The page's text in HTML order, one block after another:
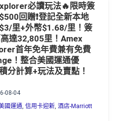
必讀玩法🔥限時簽
回贈❗️登記全新本地
里+外幣$1.68/里！簽
達32,805里！Amex
首年免年費兼有免費
！整合美國運通優
分計算+玩法及賣點！
08-04
國運通 信用卡迎新, 酒店-Marriott